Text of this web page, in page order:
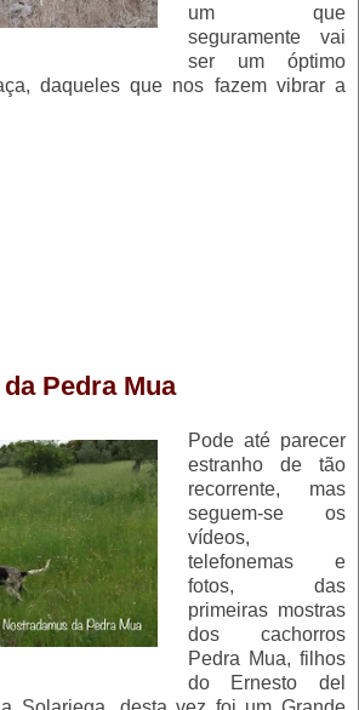
um que
seguramente vai
ser um óptimo
daqueles que nos fazem vibrar a
Pedra Mua
Pode até parecer
estranho de tão
recorrente, mas
seguem-se os
vídeos,
telefonemas e
fotos, das
primeiras mostras
dos cachorros
Pedra Mua, filhos
do Ernesto del